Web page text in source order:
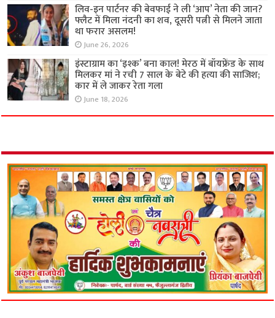
लिव-इन पार्टनर की बेवफाई ने ली ‘आप’ नेता की जान?
फ्लैट में मिला नंदनी का शव, दूसरी पत्नी से मिलने जाता
था फरार असलम!
June 26, 2026
इंस्टाग्राम का ‘इश्क’ बना काल! मेरठ में बॉयफ्रेंड के साथ
मिलकर मां ने रची 7 साल के बेटे की हत्या की साजिश;
कार में ले जाकर रेता गला
June 18, 2026